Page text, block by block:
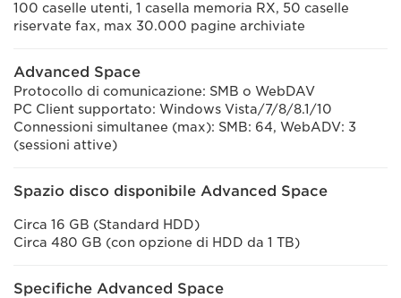
100 caselle utenti, 1 casella memoria RX, 50 caselle
riservate fax, max 30.000 pagine archiviate
Advanced Space
Protocollo di comunicazione: SMB o WebDAV
PC Client supportato: Windows Vista/7/8/8.1/10
Connessioni simultanee (max): SMB: 64, WebADV: 3
(sessioni attive)
Spazio disco disponibile Advanced Space
Circa 16 GB (Standard HDD)
Circa 480 GB (con opzione di HDD da 1 TB)
Specifiche Advanced Space